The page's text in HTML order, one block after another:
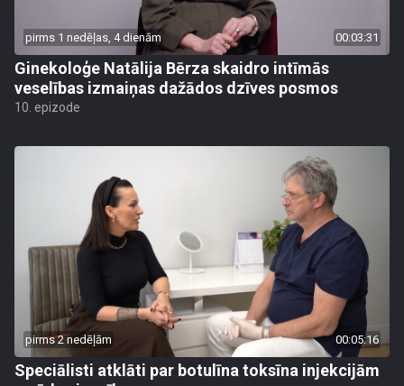
pirms 1 nedēļas, 4 dienām 00:03:31
Ginekoloģe Natālija Bērza skaidro intīmās
veselības izmaiņas dažādos dzīves posmos
10. epizode
pirms 2 nedēļām 00:05:16
Speciālisti atklāti par botulīna toksīna injekcijām